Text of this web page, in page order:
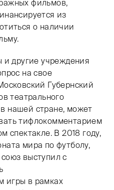
фильмов,
из
о наличии
и другие учреждения
на свое
Губернский
театрального
нашей стране, может
тифлокомментарием
спектакле. В 2018 году,
мира по футболу,
выступил с
игры в рамках